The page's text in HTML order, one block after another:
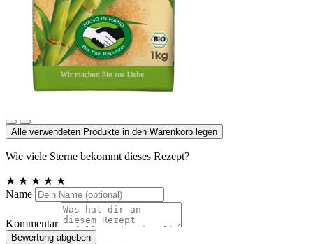
Alle verwendeten Produkte in den Warenkorb legen
Wie viele Sterne bekommt dieses Rezept?
★ ★ ★ ★ ★
Name
Kommentar
Bewertung abgeben